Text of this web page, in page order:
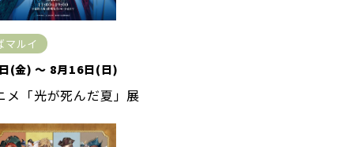
マルイ
(金) ～ 8月16日(日)
メ「光が死んだ夏」展